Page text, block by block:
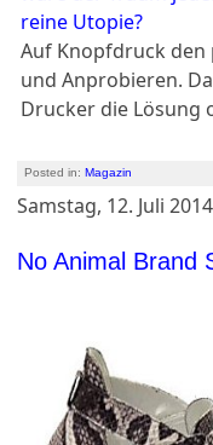
Auf Knopfdruck den
und Anprobieren.
Drucker die Lösung
Posted in:Magazin
Samstag, 12. Juli 2014
No Animal Brand